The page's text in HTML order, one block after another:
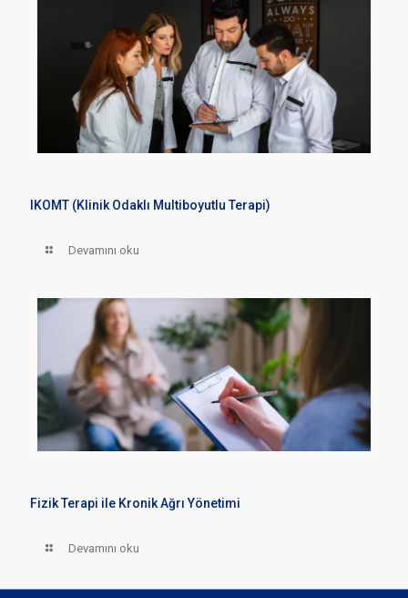
IKOMT (Klinik Odaklı Multiboyutlu Terapi)
Devamını oku
Fizik Terapi ile Kronik Ağrı Yönetimi
Devamını oku